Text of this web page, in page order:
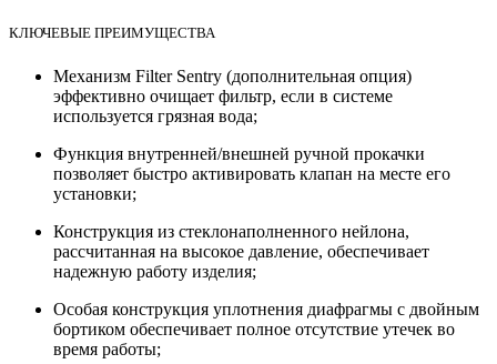
КЛЮЧЕВЫЕ ПРЕИМУЩЕСТВА
Механизм Filter Sentry (дополнительная опция)
эффективно очищает фильтр, если в системе
используется грязная вода;
Функция внутренней/внешней ручной прокачки
позволяет быстро активировать клапан на месте его
установки;
Конструкция из стеклонаполненного нейлона,
рассчитанная на высокое давление, обеспечивает
надежную работу изделия;
Особая конструкция уплотнения диафрагмы с двойным
бортиком обеспечивает полное отсутствие утечек во
время работы;